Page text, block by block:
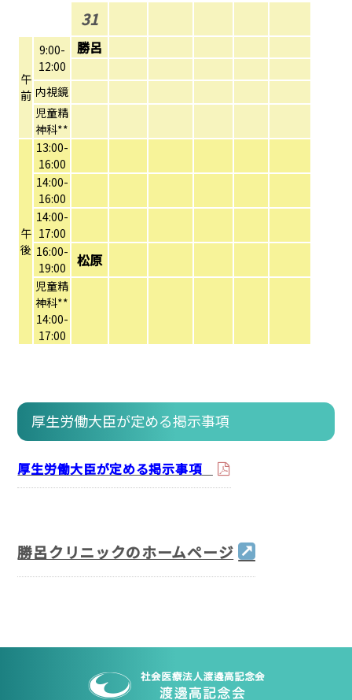
31
午
前
9:00-
12:00
勝呂
内視鏡
児童精
神科**
午
後
13:00-
16:00
14:00-
16:00
14:00-
17:00
16:00-
19:00
松原
児童精
神科**
14:00-
17:00
厚生労働大臣が定める掲示事項
厚生労働大臣が定める掲示事項
勝呂クリニックのホームページ